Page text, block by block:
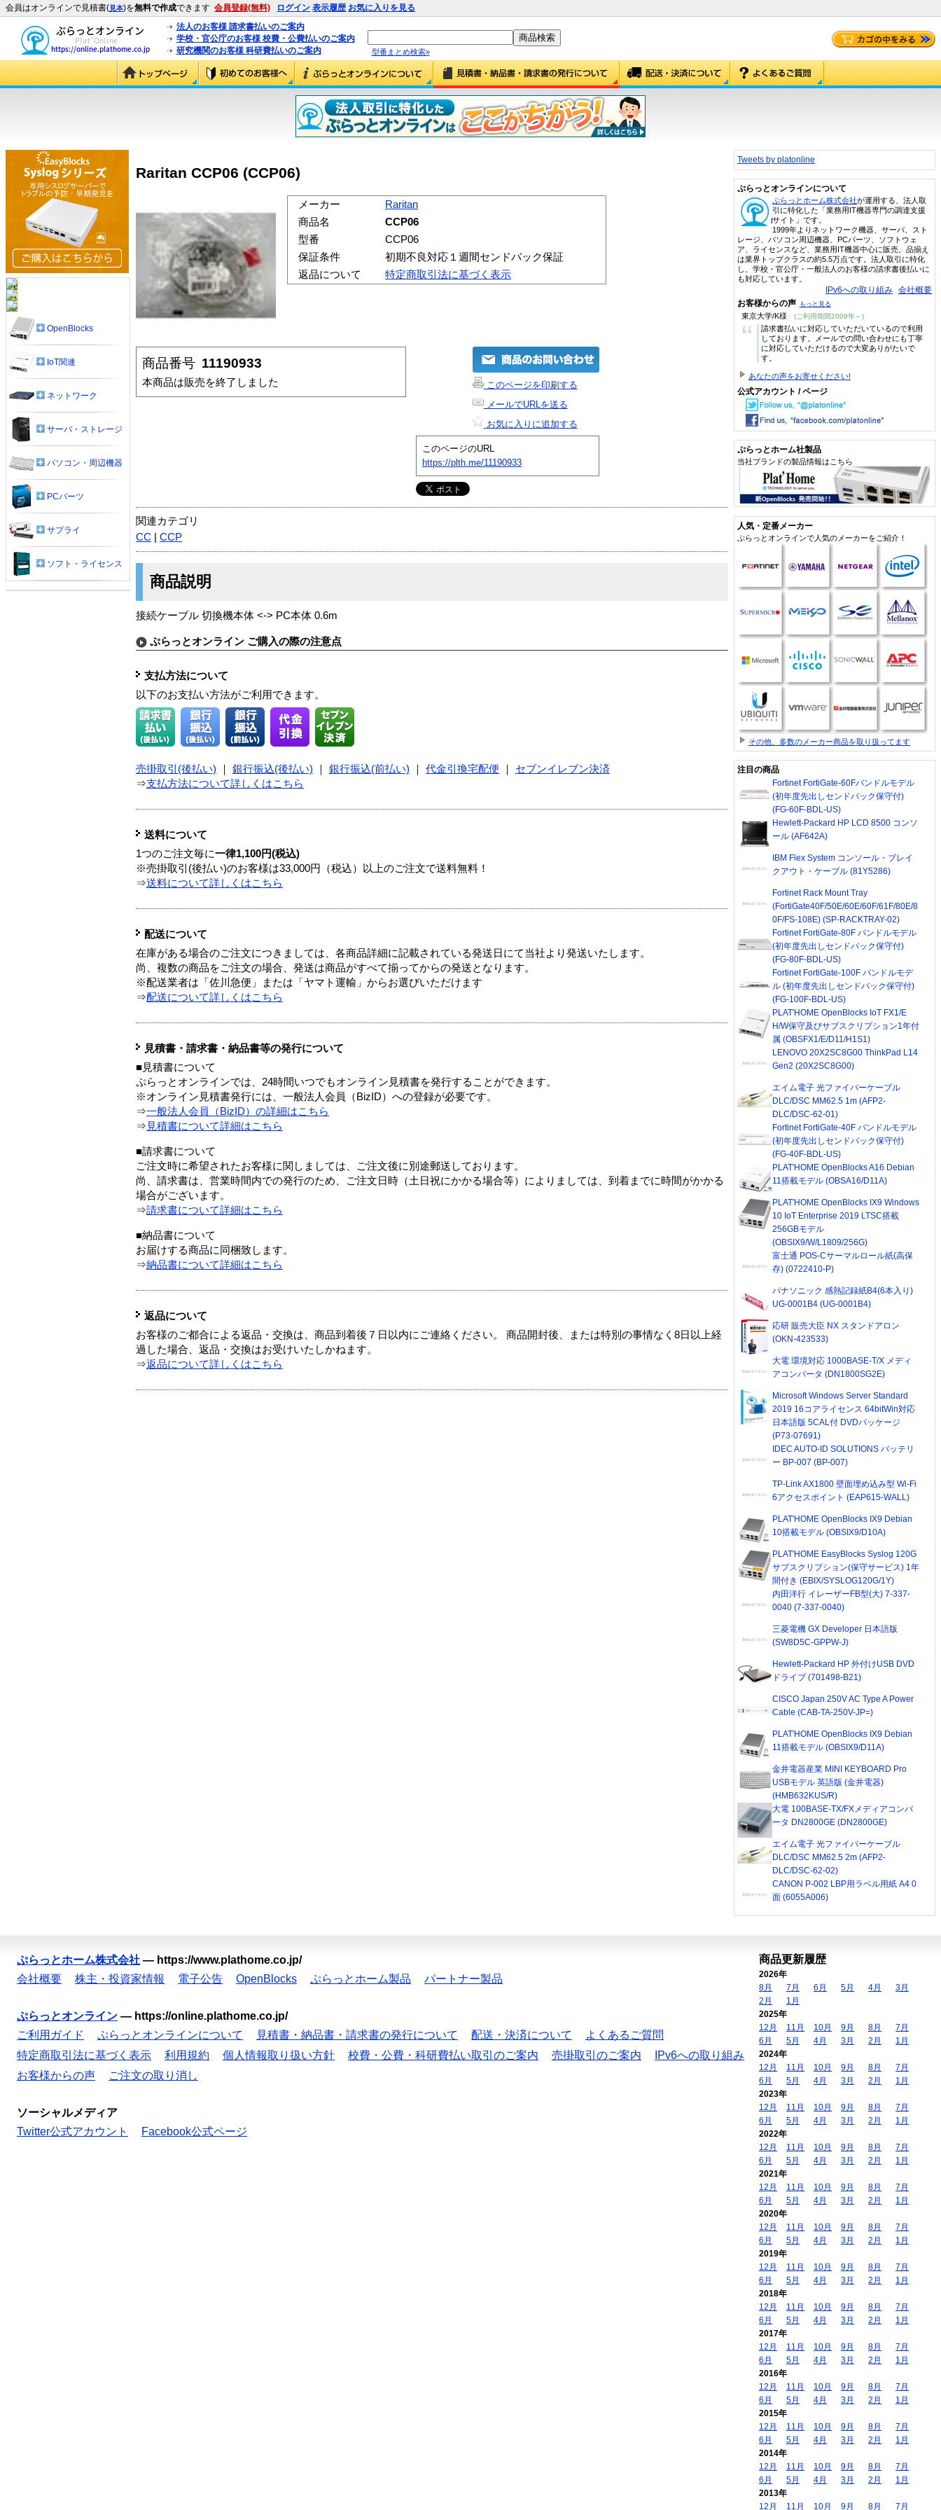
会員はオンラインで見積書(見本)を無料で作成できます 会員登録(無料) ログイン 表示履歴 お気に入りを見る
法人のお客様 請求書払いのご案内
学校・官公庁のお客様 校費・公費払いのご案内
研究機関のお客様 科研費払いのご案内
型番まとめ検索»
Raritan CCP06 (CCP06)
メーカー
Raritan
商品名
CCP06
型番
CCP06
保証条件
初期不良対応１週間センドバック保証
返品について
特定商取引法に基づく表示
商品番号 11190933
本商品は販売を終了しました
このページを印刷する
メールでURLを送る
お気に入りに追加する
このページのURL
https://plth.me/11190933
関連カテゴリ
CC
CCP
商品説明
接続ケーブル 切換機本体 <-> PC本体 0.6m
ぷらっとオンライン ご購入の際の注意点
支払方法について
以下のお支払い方法がご利用できます。
売掛取引(後払い) 銀行振込(後払い) 銀行振込(前払い) 代金引換宅配便
セブンイレブン決済
⇒支払方法について詳しくはこちら
送料について
1つのご注文毎に一律1,100円(税込)
※売掛取引(後払い)のお客様は33,000円（税込）以上のご注文で送料無料！
⇒送料について詳しくはこちら
配送について
在庫がある場合のご注文につきましては、各商品詳細に記載されている発送日にて当社より発送いたします。
尚、複数の商品をご注文の場合、発送は商品がすべて揃ってからの発送となります。
※配送業者は「佐川急便」または「ヤマト運輸」からお選びいただけます
⇒配送について詳しくはこちら
見積書・請求書・納品書等の発行について
■見積書について
ぷらっとオンラインでは、24時間いつでもオンライン見積書を発行することができます。
※オンライン見積書発行には、一般法人会員（BizID）への登録が必要です。
⇒一般法人会員（BizID）の詳細はこちら
⇒ 見積書について詳細はこちら
■請求書について
ご注文時に希望されたお客様に関しましては、ご注文後に別途郵送しております。
尚、請求書は、営業時間内での発行のため、ご注文日時（土日祝にかかる場合等）によりましては、到着までに時間がかかる
場合がございます。
⇒請求書について詳細はこちら
■納品書について
お届けする商品に同梱致します。
⇒納品書について詳細はこちら
返品について
お客様のご都合による返品・交換は、商品到着後７日以内にご連絡ください。 商品開封後、または特別の事情なく8日以上経
過した場合、返品・交換はお受けいたしかねます。
⇒返品について詳しくはこちら
OpenBlocks
IoT関連
ネットワーク
サーバ・ストレージ
パソコン・周辺機器
PCパーツ
サプライ
ソフト・ライセンス
Tweets by platonline
ぷらっとオンラインについて
ぷらっとホーム株式会社が運用する、法人取
引に特化した「業務用IT機器専門の調達支援
サイト」です。
1999年よりネットワーク機器、サーバ、スト
レージ、パソコン周辺機器、PCパーツ、ソフトウェ
ア、ライセンスなど、業務用IT機器中心に販売。品揃え
は業界トップクラスの約5.5万点です。法人取引に特化
し、学校・官公庁・一般法人のお客様の請求書後払いに
も対応しています。
IPv6への取り組み 会社概要
お客様からの声 もっと見る
東京大学/K様 (ご利用期間2009年～)
“
請求書払いに対応していただいているので利用
しております。メールでの問い合わせにも丁寧
に対応していただけるので大変ありがたいで
す。
あなたの声をお寄せください!
公式アカウント / ページ
ぷらっとホーム社製品
当社ブランドの製品情報はこちら
人気・定番メーカー
ぷらっとオンラインで人気のメーカーをご紹介！
その他、多数のメーカー商品を取り扱ってます
注目の商品
Fortinet FortiGate-60Fバンドルモデル
(初年度先出しセンドバック保守付)
(FG-60F-BDL-US)
Hewlett-Packard HP LCD 8500 コンソ
ール (AF642A)
IBM Flex System コンソール・ブレイ
クアウト・ケーブル (81Y5286)
Fortinet Rack Mount Tray
(FortiGate40F/50E/60E/60F/61F/80E/8
0F/FS-108E) (SP-RACKTRAY-02)
Fortinet FortiGate-80F バンドルモデル
(初年度先出しセンドバック保守付)
(FG-80F-BDL-US)
Fortinet FortiGate-100F バンドルモデ
ル (初年度先出しセンドバック保守付)
(FG-100F-BDL-US)
PLAT'HOME OpenBlocks IoT FX1/E
H/W保守及びサブスクリプション1年付
属 (OBSFX1/E/D11/H1S1)
LENOVO 20X2SC8G00 ThinkPad L14
Gen2 (20X2SC8G00)
エイム電子 光ファイバーケーブル
DLC/DSC MM62.5 1m (AFP2-
DLC/DSC-62-01)
Fortinet FortiGate-40F バンドルモデル
(初年度先出しセンドバック保守付)
(FG-40F-BDL-US)
PLAT'HOME OpenBlocks A16 Debian
11搭載モデル (OBSA16/D11A)
PLAT'HOME OpenBlocks IX9 Windows
10 IoT Enterprise 2019 LTSC搭載
256GBモデル
(OBSIX9/W/L1809/256G)
富士通 POS-Cサーマルロール紙(高保
存) (0722410-P)
パナソニック 感熱記録紙B4(6本入り)
UG-0001B4 (UG-0001B4)
応研 販売大臣 NX スタンドアロン
(OKN-423533)
大電 環境対応 1000BASE-T/X メディ
アコンバータ (DN1800SG2E)
Microsoft Windows Server Standard
2019 16コアライセンス 64bitWin対応
日本語版 5CAL付 DVDパッケージ
(P73-07691)
IDEC AUTO-ID SOLUTIONS バッテリ
ー BP-007 (BP-007)
TP-Link AX1800 壁面埋め込み型 Wi-Fi
6アクセスポイント (EAP615-WALL)
PLAT'HOME OpenBlocks IX9 Debian
10搭載モデル (OBSIX9/D10A)
PLAT'HOME EasyBlocks Syslog 120G
サブスクリプション(保守サービス) 1年
間付き (EBIX/SYSLOG120G/1Y)
内田洋行 イレーザーFB型(大) 7-337-
0040 (7-337-0040)
三菱電機 GX Developer 日本語版
(SW8D5C-GPPW-J)
Hewlett-Packard HP 外付けUSB DVD
ドライブ (701498-B21)
CISCO Japan 250V AC Type A Power
Cable (CAB-TA-250V-JP=)
PLAT'HOME OpenBlocks IX9 Debian
11搭載モデル (OBSIX9/D11A)
金井電器産業 MINI KEYBOARD Pro
USBモデル 英語版 (金井電器)
(HMB632KUS/R)
大電 100BASE-TX/FXメディアコンバ
ータ DN2800GE (DN2800GE)
エイム電子 光ファイバーケーブル
DLC/DSC MM62.5 2m (AFP2-
DLC/DSC-62-02)
CANON P-002 LBP用ラベル用紙 A4 0
面 (6055A006)
ぷらっとホーム株式会社 — https://www.plathome.co.jp/
会社概要
株主・投資家情報 電子公告 OpenBlocks ぷらっとホーム製品 パートナー製品
ぷらっとオンライン — https://online.plathome.co.jp/
ご利用ガイド
ぷらっとオンラインについて 見積書・納品書・請求書の発行について 配送・決済について
よくあるご質問
特定商取引法に基づく表示
利用規約 個人情報取り扱い方針 校費・公費・科研費払い取引のご案内 売掛取引のご案内
IPv6への取り組み
お客様からの声
ご注文の取り消し
ソーシャルメディア
Twitter公式アカウント
Facebook公式ページ
商品更新履歴
2026年
8月
7月 6月 5月 4月
3月
2月
1月
2025年
12月
11月 10月 9月 8月
7月
6月
5月 4月 3月 2月
1月
2024年
12月
11月 10月 9月 8月
7月
6月
5月 4月 3月 2月
1月
2023年
12月
11月 10月 9月 8月
7月
6月
5月 4月 3月 2月
1月
2022年
12月
11月 10月 9月 8月
7月
6月
5月 4月 3月 2月
1月
2021年
12月
11月 10月 9月 8月
7月
6月
5月 4月 3月 2月
1月
2020年
12月
11月 10月 9月 8月
7月
6月
5月 4月 3月 2月
1月
2019年
12月
11月 10月 9月 8月
7月
6月
5月 4月 3月 2月
1月
2018年
12月
11月 10月 9月 8月
7月
6月
5月 4月 3月 2月
1月
2017年
12月
11月 10月 9月 8月
7月
6月
5月 4月 3月 2月
1月
2016年
12月
11月 10月 9月 8月
7月
6月
5月 4月 3月 2月
1月
2015年
12月
11月 10月 9月 8月
7月
6月
5月 4月 3月 2月
1月
2014年
12月
11月 10月 9月 8月
7月
6月
5月 4月 3月 2月
1月
2013年
12月
11月 10月 9月 8月 7月